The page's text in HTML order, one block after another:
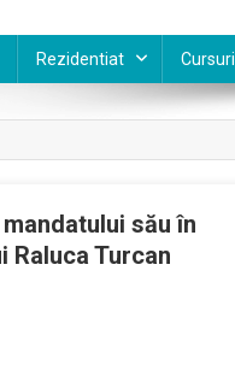
Rezidentiat Cursuri
său în
Raluca Turcan